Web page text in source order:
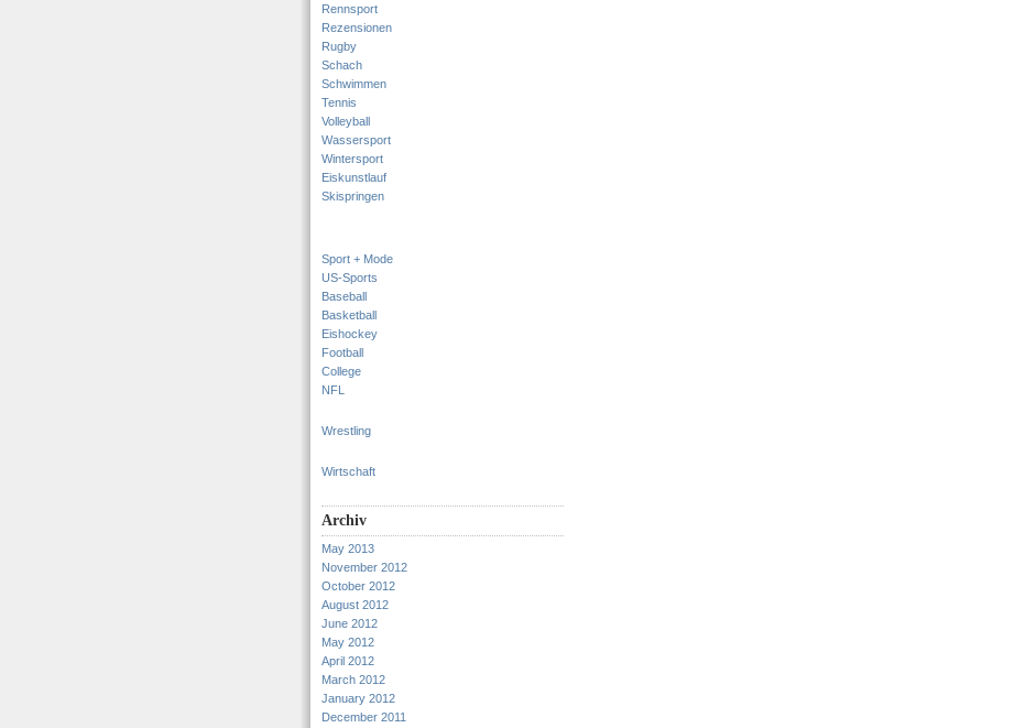
Rennsport
Rezensionen
Rugby
Schach
Schwimmen
Tennis
Volleyball
Wassersport
Wintersport
Eiskunstlauf
Skispringen
Sport + Mode
US-Sports
Baseball
Basketball
Eishockey
Football
College
NFL
Wrestling
Wirtschaft
Archiv
May 2013
November 2012
October 2012
August 2012
June 2012
May 2012
April 2012
March 2012
January 2012
December 2011